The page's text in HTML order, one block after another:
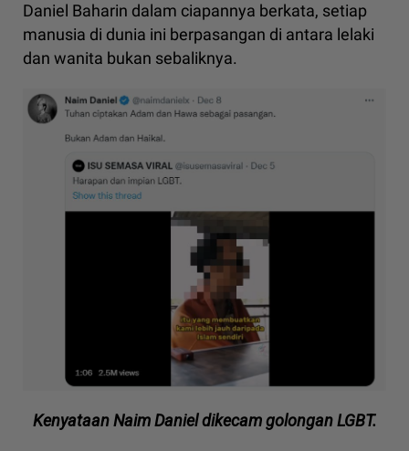
Daniel Baharin dalam ciapannya berkata, setiap
manusia di dunia ini berpasangan di antara lelaki
dan wanita bukan sebaliknya.
Kenyataan Naim Daniel dikecam golongan LGBT.